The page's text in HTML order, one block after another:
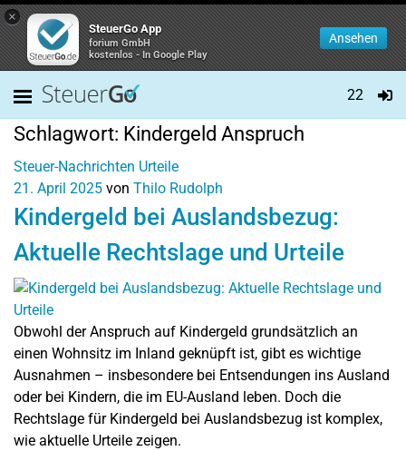
×
SteuerGo App
forium GmbH
kostenlos - In Google Play
Ansehen
22
Schlagwort: Kindergeld Anspruch
Steuer-Nachrichten Urteile
21. April 2025 von Thilo Rudolph
Kindergeld bei Auslandsbezug:
Aktuelle Rechtslage und Urteile
Obwohl der Anspruch auf Kindergeld grundsätzlich an
einen Wohnsitz im Inland geknüpft ist, gibt es wichtige
Ausnahmen – insbesondere bei Entsendungen ins Ausland
oder bei Kindern, die im EU-Ausland leben. Doch die
Rechtslage für Kindergeld bei Auslandsbezug ist komplex,
wie aktuelle Urteile zeigen.